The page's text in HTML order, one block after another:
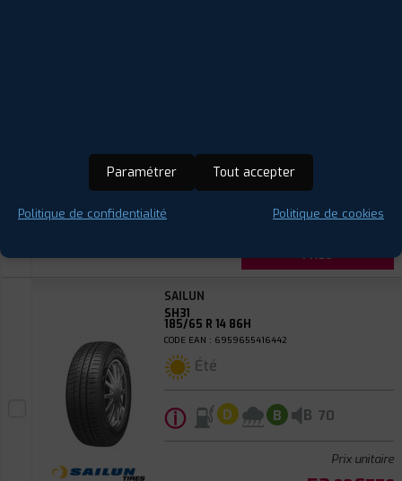
ⓘ
52.90€TTC
PNEU
SAILUN
SH31
185/65 R 14 86H
CODE EAN : 6959655416442
Été
ⓘ D B B 70
Prix unitaire
Paramétrer Tout accepter
Politique de confidentialité Politique de cookies